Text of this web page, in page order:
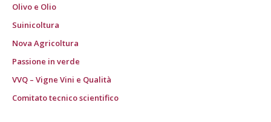
Olivo e Olio
Suinicoltura
Nova Agricoltura
Passione in verde
VVQ – Vigne Vini e Qualità
Comitato tecnico scientifico